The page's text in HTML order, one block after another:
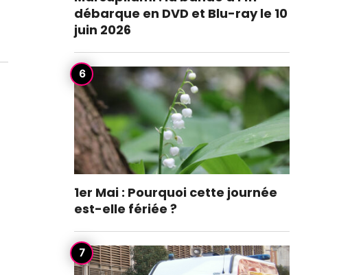
débarque en DVD et Blu-ray le 10
juin 2026
1er Mai : Pourquoi cette journée
est-elle fériée ?